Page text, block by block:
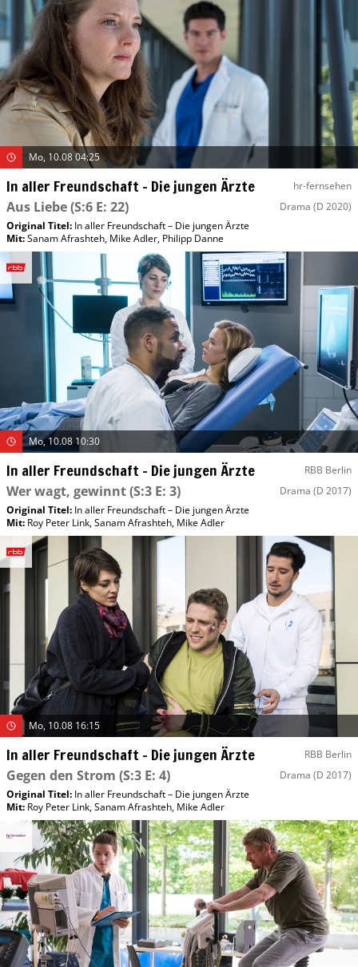
Mo, 10.08 04:25
In aller Freundschaft – Die jungen Ärzte hr-fernsehen
Aus Liebe(S:6 E: 22) Drama (D 2020)
Original Titel: In aller Freundschaft – Die jungen Ärzte
Mit:Sanam Afrashteh, Mike Adler, Philipp Danne
Mo, 10.08 10:30
In aller Freundschaft – Die jungen Ärzte RBB Berlin
Wer wagt, gewinnt(S:3 E: 3) Drama (D 2017)
Original Titel: In aller Freundschaft – Die jungen Ärzte
Mit: Roy Peter Link,Sanam Afrashteh, Mike Adler
Mo, 10.08 16:15
In aller Freundschaft – Die jungen Ärzte RBB Berlin
Gegen den Strom (S:3 E: 4) Drama (D 2017)
Original Titel: In aller Freundschaft – Die jungen Ärzte
Mit: Roy Peter Link,Sanam Afrashteh, Mike Adler